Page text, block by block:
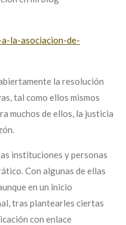
a-la-asociacion-de-
la resolución
tal como ellos mismos
muchos de ellos, la justicia
instituciones y personas
Con algunas de ellas
en un inicio
tras plantearles ciertas
con enlace